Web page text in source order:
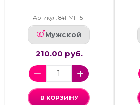
Артикул: 841-МП-51
Мужской
210.00 руб.
В КОРЗИНУ